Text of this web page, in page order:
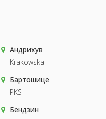
Андрихув
Krakowska
Бартошице
PKS
Бендзин